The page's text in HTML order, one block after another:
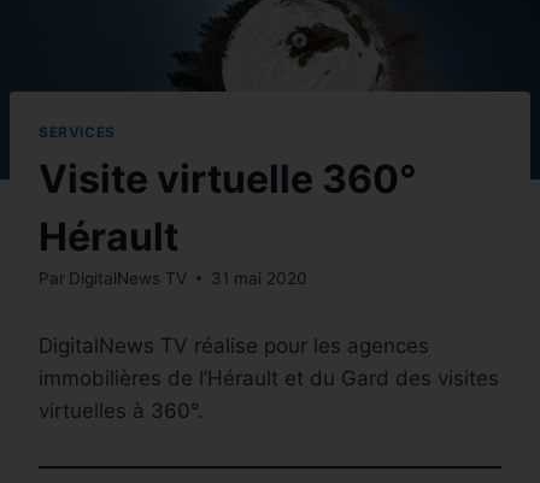
SERVICES
Visite virtuelle 360°
Hérault
Par DigitalNews TV 31 mai 2020
DigitalNews TV réalise pour les agences
immobilières de l’Hérault et du Gard des visites
virtuelles à 360°.